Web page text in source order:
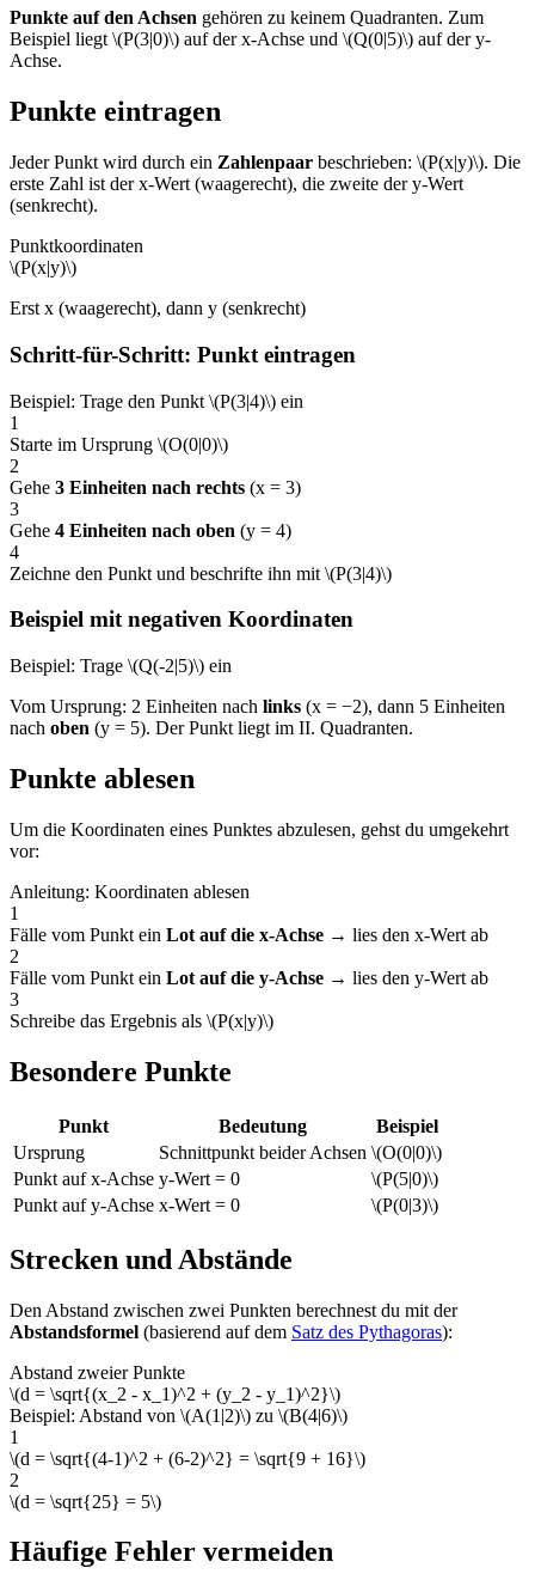
Punkte auf den Achsen gehören zu keinem Quadranten. Zum
Beispiel liegt \(P(3|0)\) auf der x-Achse und \(Q(0|5)\) auf der y-
Achse.
Punkte eintragen
Jeder Punkt wird durch ein Zahlenpaar beschrieben: \(P(x|y)\). Die
erste Zahl ist der x-Wert (waagerecht), die zweite der y-Wert
(senkrecht).
Punktkoordinaten
\(P(x|y)\)
Erst x (waagerecht), dann y (senkrecht)
Schritt-für-Schritt: Punkt eintragen
Beispiel: Trage den Punkt \(P(3|4)\) ein
1
Starte im Ursprung \(O(0|0)\)
2
Gehe 3 Einheiten nach rechts (x = 3)
3
Gehe 4 Einheiten nach oben (y = 4)
4
Zeichne den Punkt und beschrifte ihn mit \(P(3|4)\)
Beispiel mit negativen Koordinaten
Beispiel: Trage \(Q(-2|5)\) ein
Vom Ursprung: 2 Einheiten nach links (x = −2), dann 5 Einheiten
nach oben (y = 5). Der Punkt liegt im II. Quadranten.
Punkte ablesen
Um die Koordinaten eines Punktes abzulesen, gehst du umgekehrt
vor:
Anleitung: Koordinaten ablesen
1
Fälle vom Punkt ein Lot auf die x-Achse → lies den x-Wert ab
2
Fälle vom Punkt ein Lot auf die y-Achse → lies den y-Wert ab
3
Schreibe das Ergebnis als \(P(x|y)\)
Besondere Punkte
Punkt Bedeutung
Beispiel
Ursprung
Schnittpunkt beider Achsen \(O(0|0)\)
Punkt auf x-Achse y-Wert = 0
\(P(5|0)\)
Punkt auf y-Achse x-Wert = 0 \(P(0|3)\)
Strecken und Abstände
Den Abstand zwischen zwei Punkten berechnest du mit der
Abstandsformel (basierend auf dem Satz des Pythagoras):
Abstand zweier Punkte
\(d = \sqrt{(x_2 - x_1)^2 + (y_2 - y_1)^2}\)
Beispiel: Abstand von \(A(1|2)\) zu \(B(4|6)\)
1
\(d = \sqrt{(4-1)^2 + (6-2)^2} = \sqrt{9 + 16}\)
2
\(d = \sqrt{25} = 5\)
Häufige Fehler vermeiden